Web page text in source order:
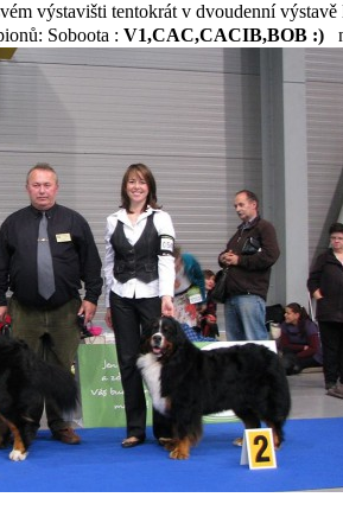
výstavišti tentokrát v dvoudenní
Soboota : V1,CAC,CACIB,BOB :)